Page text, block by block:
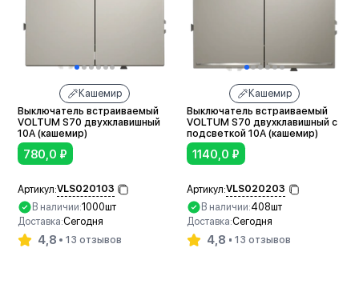
Кашемир
Выключатель встраиваемый
VOLTUM S70 двухклавишный
10А (кашемир)
780,0 ₽
Артикул:VLS020103
В наличии:1000шт
Доставка:Сегодня
4,8 13 отзывов
Кашемир
Выключатель встраиваемый
VOLTUM S70 двухклавишный с
подсветкой 10А (кашемир)
1140,0 ₽
Артикул:VLS020203
В наличии:408шт
Доставка:Сегодня
4,8 13 отзывов